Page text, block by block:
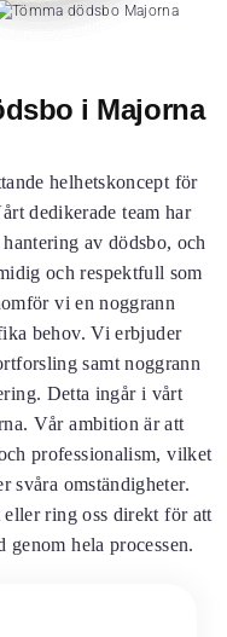
i Majorna
helhetskoncept för
dedikerade team har
av dödsbo, och
och respektfull som
vi en noggrann
behov. Vi erbjuder
samt noggrann
Detta ingår i vårt
Vår ambition är att
professionalism, vilket
svåra omständigheter.
ring oss direkt för att
hela processen.